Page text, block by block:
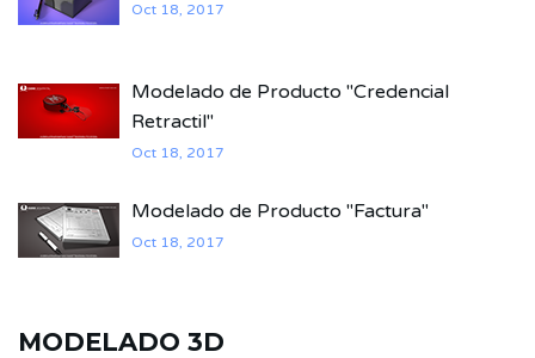
Oct 18, 2017
Modelado de Producto "Credencial
Retractil"
Oct 18, 2017
Modelado de Producto "Factura"
Oct 18, 2017
MODELADO 3D